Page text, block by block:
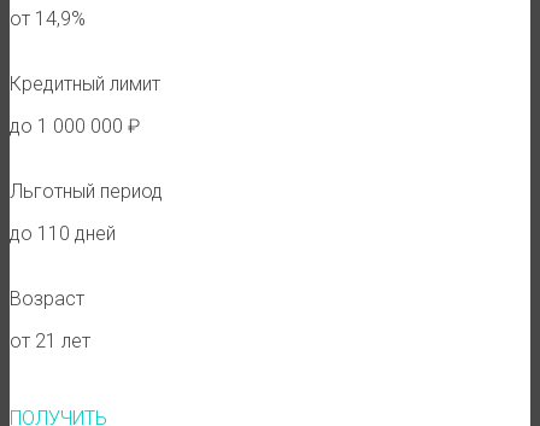
от 14,9%
Кредитный лимит
до 1 000 000 ₽
Льготный период
до 110 дней
Возраст
от 21 лет
ПОЛУЧИТЬ